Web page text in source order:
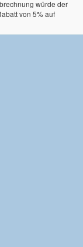
würde der
von 5% auf